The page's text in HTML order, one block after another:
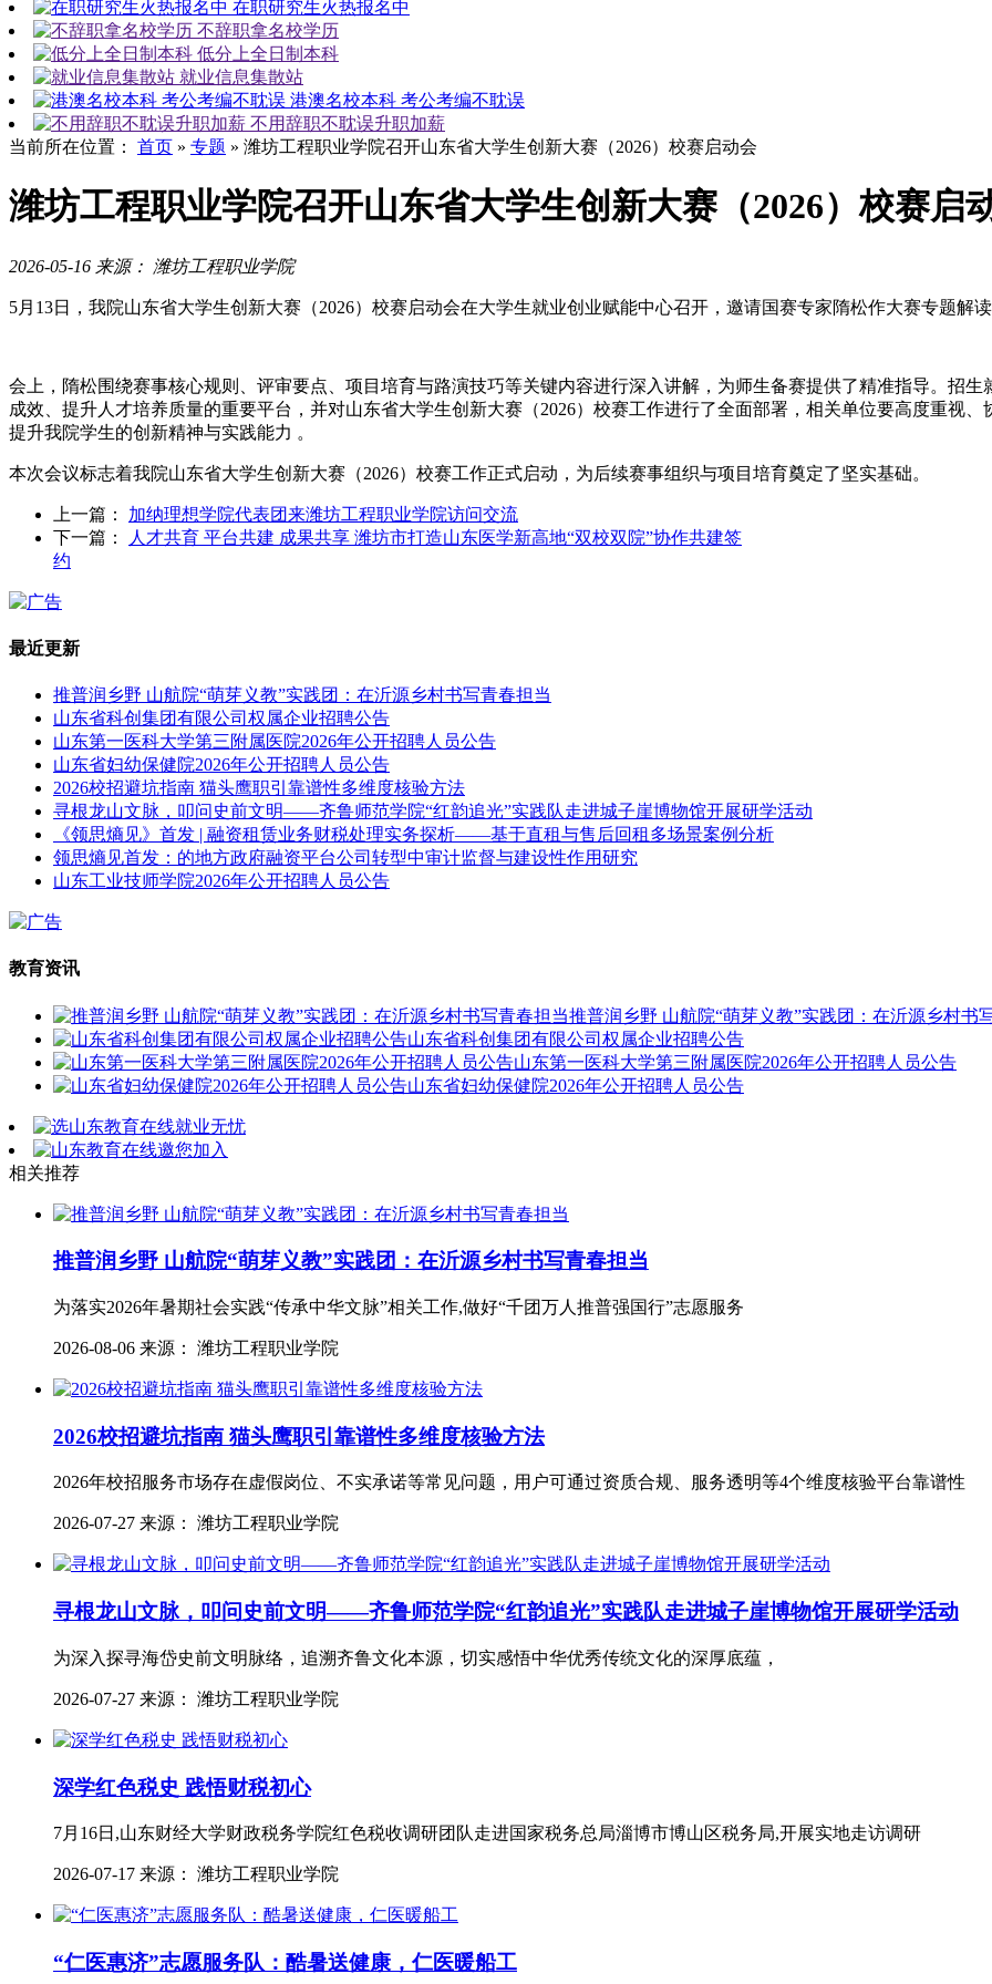
在职研究生火热报名中
不辞职拿名校学历
低分上全日制本科
就业信息集散站
港澳名校本科 考公考编不耽误
不用辞职不耽误升职加薪
当前所在位置： 首页 » 专题 » 潍坊工程职业学院召开山东省大学生创新大赛（2026）校赛启动会
潍坊工程职业学院召开山东省大学生创新大赛（2026）校赛启
2026-05-16 来源： 潍坊工程职业学院
5月13日，我院山东省大学生创新大赛（2026）校赛启动会在大学生就业创业赋能中心召开，邀请国赛专家隋松作大赛专题解读
会上，隋松围绕赛事核心规则、评审要点、项目培育与路演技巧等关键内容进行深入讲解，为师生备赛提供了精准指导。招
成效、提升人才培养质量的重要平台，并对山东省大学生创新大赛（2026）校赛工作进行了全面部署，相关单位要高度重视
提升我院学生的创新精神与实践能力 。
本次会议标志着我院山东省大学生创新大赛（2026）校赛工作正式启动，为后续赛事组织与项目培育奠定了坚实基础。
上一篇： 加纳理想学院代表团来潍坊工程职业学院访问交流
下一篇：
人才共育 平台共建 成果共享 潍坊市打造山东医学新高地“双校双院”协作共建签
约
最近更新
推普润乡野 山航院“萌芽义教”实践团：在沂源乡村书写青春担当
山东省科创集团有限公司权属企业招聘公告
山东第一医科大学第三附属医院2026年公开招聘人员公告
山东省妇幼保健院2026年公开招聘人员公告
2026校招避坑指南 猫头鹰职引靠谱性多维度核验方法
寻根龙山文脉，叩问史前文明——齐鲁师范学院“红韵追光”实践队走进城子崖博物馆开展研学活动
《领思熵见》首发 | 融资租赁业务财税处理实务探析——基于直租与售后回租多场景案例分析
领思熵见首发：的地方政府融资平台公司转型中审计监督与建设性作用研究
山东工业技师学院2026年公开招聘人员公告
教育资讯
推普润乡野 山航院“萌芽义教”实践团：在沂源乡村书
山东省科创集团有限公司权属企业招聘公告
山东第一医科大学第三附属医院2026年公开招聘人员公告
山东省妇幼保健院2026年公开招聘人员公告
相关推荐
推普润乡野 山航院“萌芽义教”实践团：在沂源乡村书写青春担当
为落实2026年暑期社会实践“传承中华文脉”相关工作,做好“千团万人推普强国行”志愿服务
2026-08-06 来源： 潍坊工程职业学院
2026校招避坑指南 猫头鹰职引靠谱性多维度核验方法
2026年校招服务市场存在虚假岗位、不实承诺等常见问题，用户可通过资质合规、服务透明等4个维度核验平台靠谱性
2026-07-27 来源： 潍坊工程职业学院
寻根龙山文脉，叩问史前文明——齐鲁师范学院“红韵追光”实践队走进城子崖博物馆开展研学活动
为深入探寻海岱史前文明脉络，追溯齐鲁文化本源，切实感悟中华优秀传统文化的深厚底蕴，
2026-07-27 来源： 潍坊工程职业学院
深学红色税史 践悟财税初心
7月16日,山东财经大学财政税务学院红色税收调研团队走进国家税务总局淄博市博山区税务局,开展实地走访调研
2026-07-17 来源： 潍坊工程职业学院
“仁医惠济”志愿服务队：酷暑送健康，仁医暖船工